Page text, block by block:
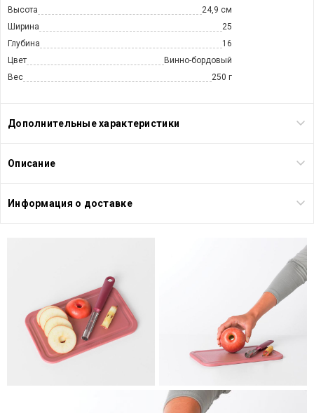
Высота
24,9 см
Ширина
25
Глубина
16
Цвет
Винно-бордовый
Вес
250 г
Дополнительные характеристики
Описание
Информация о доставке